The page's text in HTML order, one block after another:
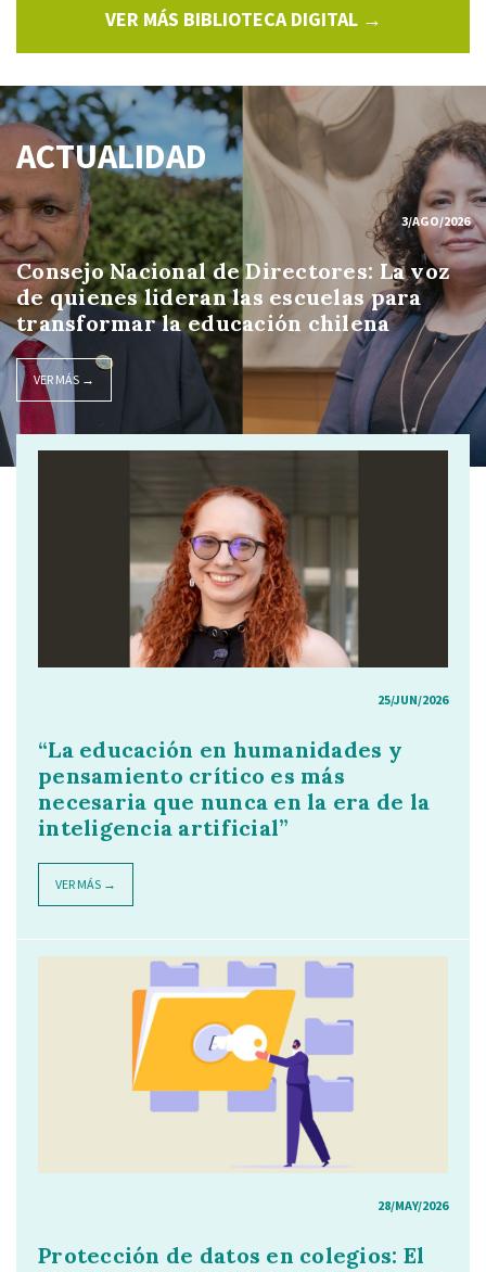
VER MÁS BIBLIOTECA DIGITAL →
ACTUALIDAD
3/AGO/2026
Consejo Nacional de Directores: La voz
de quienes lideran las escuelas para
transformar la educación chilena
VER MÁS →
25/JUN/2026
“La educación en humanidades y
pensamiento crítico es más
necesaria que nunca en la era de la
inteligencia artificial”
VER MÁS →
28/MAY/2026
Protección de datos en colegios: El